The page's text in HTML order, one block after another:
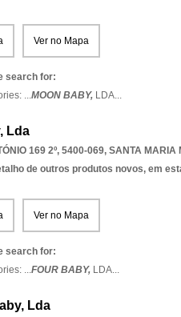
Ver no Mapa
search for:
...MOON BABY, LDA...
Lda
169 2º, 5400-069, SANTA MARIA
de outros produtos novos, em
Ver no Mapa
search for:
...FOUR BABY, LDA...
Lda